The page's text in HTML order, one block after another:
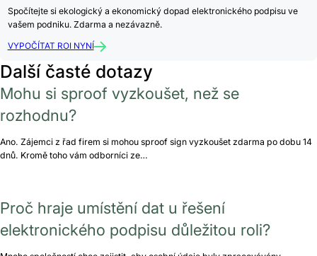
Spočítejte si ekologický a ekonomický dopad elektronického podpisu ve
vašem podniku. Zdarma a nezávazně.
VYPOČÍTAT ROI NYNÍ
Další časté dotazy
Mohu si sproof vyzkoušet, než se
rozhodnu?
Ano. Zájemci z řad firem si mohou sproof sign vyzkoušet zdarma po dobu 14
dnů. Kromě toho vám odborníci ze…
Proč hraje umístění dat u řešení
elektronického podpisu důležitou roli?